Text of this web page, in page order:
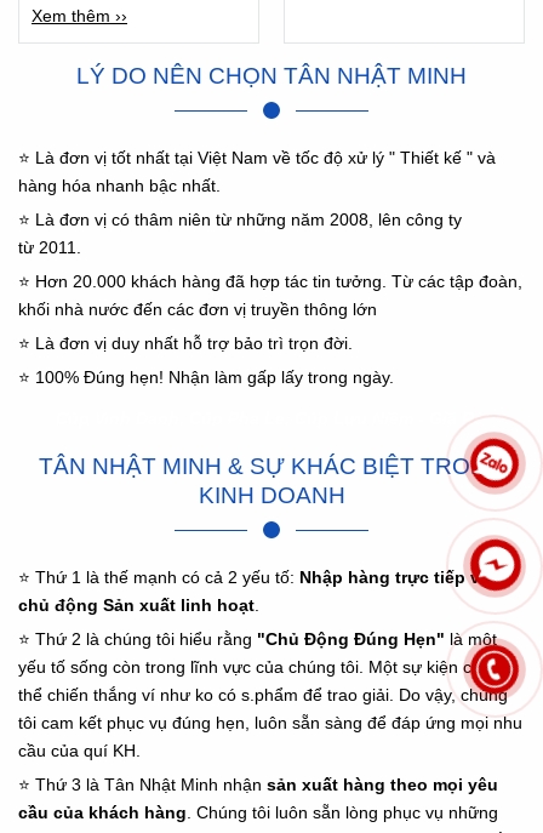
Xem thêm ››
LÝ DO NÊN CHỌN TÂN NHẬT MINH
⭐ Là đơn vị tốt nhất tại Việt Nam về tốc độ xử lý " Thiết kế " và
hàng hóa nhanh bậc nhất.
⭐ Là đơn vị có thâm niên từ những năm 2008, lên công ty
từ 2011.
⭐ Hơn 20.000 khách hàng đã hợp tác tin tưởng. Từ các tập đoàn,
khối nhà nước đến các đơn vị truyền thông lớn
⭐ Là đơn vị duy nhất hỗ trợ bảo trì trọn đời.
⭐ 100% Đúng hẹn! Nhận làm gấp lấy trong ngày.
Cúp Vinh Danh, Cúp Pha Lê, Cúp Lưu Niệm - Giá Rẻ
TÂN NHẬT MINH & SỰ KHÁC BIỆT TRONG
KINH DOANH
⭐ Thứ 1 là thế mạnh có cả 2 yếu tố: Nhập hàng trực tiếp và
chủ động Sản xuất linh hoạt
⭐ Thứ 2 là chúng tôi hiểu rằng "Chủ Động Đúng Hẹn" là một
yếu tố sống còn trong lĩnh vực của chúng tôi. Một sự kiện chẳng
thể chiến thắng ví như ko có s.phẩm để trao giải. Do vậy, chúng
tôi cam kết phục vụ đúng hẹn, luôn sẵn sàng để đáp ứng mọi nhu
cầu của quí KH.
⭐ Thứ 3 là Tân Nhật Minh nhận sản xuất hàng theo mọi yêu
cầu của khách hàng . Chúng tôi luôn sẵn lòng phục vụ những